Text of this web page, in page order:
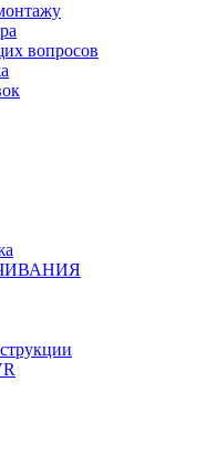
вопросов